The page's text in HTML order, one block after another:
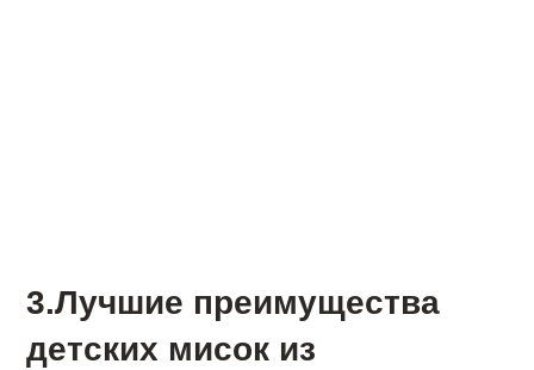
3.Лучшие преимущества
детских мисок из